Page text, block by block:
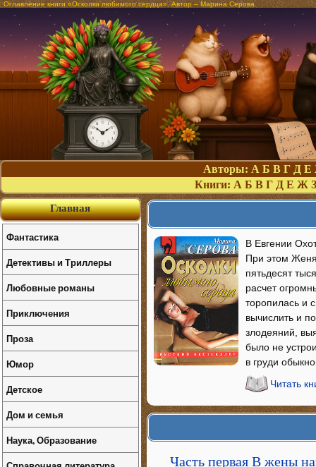
Оглавление книги «Осколки любимого сердца». Автор – Марина Серова
Авторы: А Б В Г Д Е
Книги: А Б В Г Д Е Ж З
В Евгении
При этом Женя
пятьдесят
расчет
торопилась и
вычислить и
злодеяний,
было не
в груди
Читать
Часть первая В жены
Главная
Фантастика
Детективы и Триллеры
Любовные романы
Приключения
Проза
Юмор
Детское
Дом и семья
Наука, Образование